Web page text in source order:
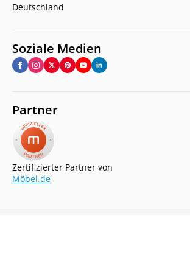
Deutschland
Soziale Medien
Partner
Zertifizierter Partner von
Möbel.de